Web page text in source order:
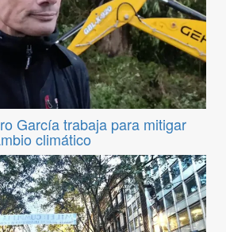
García trabaja para mitigar
climático